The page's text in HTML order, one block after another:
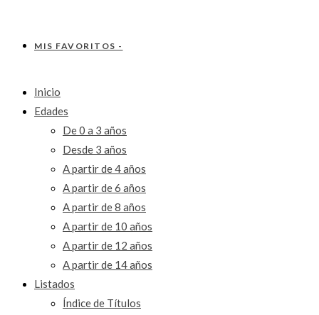
MIS FAVORITOS -
Inicio
Edades
De 0 a 3 años
Desde 3 años
A partir de 4 años
A partir de 6 años
A partir de 8 años
A partir de 10 años
A partir de 12 años
A partir de 14 años
Listados
Índice de Títulos